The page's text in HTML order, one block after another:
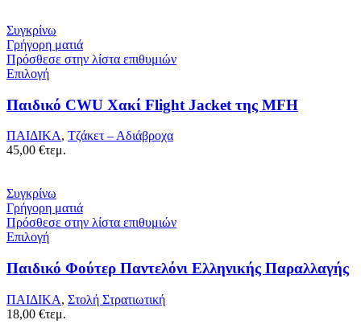
Συγκρίνω
Γρήγορη ματιά
Πρόσθεσε στην λίστα επιθυμιών
Επιλογή
Παιδικό CWU Χακί Flight Jacket της MFH
ΠΑΙΔΙΚΑ, Τζάκετ – Αδιάβροχα
45,00 €τεμ.
Συγκρίνω
Γρήγορη ματιά
Πρόσθεσε στην λίστα επιθυμιών
Επιλογή
Παιδικό Φούτερ Παντελόνι Ελληνικής Παραλλαγής
ΠΑΙΔΙΚΑ, Στολή Στρατιωτική
18,00 €τεμ.